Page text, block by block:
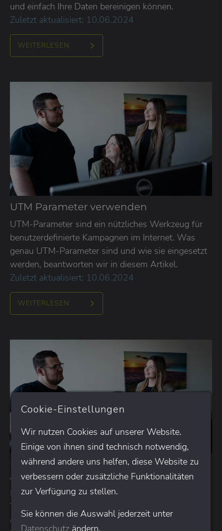
und einfach Ihre Daten bereinigen können.
Zuletzt aktualisiert: 10.06.2024
WEITERLESEN
UTM Parameter verwenden
UTM-Parameter sind ein nützliches Werkzeug für
benutzerdefinierte Kampagnen im Internet. Was
genau UTM-Parameter sind und wie sie eingesetzt
werden, beantworten wir in diesem Artikel.
Zuletzt aktualisiert: 10.06.2024
WEITERLESEN
Fortgeschrittenes Tracking mit Google
Analytics auf TYPO3-Webseiten
Für TYPO3-Websites wird gerne das kostenfreie
Tool Google Analytics genutzt. Wir stellen Ihnen
die ersten Schritte für eine funktionierende
Cookie-Einstellungen
Wir nutzen Cookies auf unserer Website.
Einige von ihnen sind technisch notwendig,
während andere uns helfen, diese Website zu
verbessern oder zusätzliche Funktionalitäten
zur Verfügung zu stellen.
Sie können die Auswahl jederzeit unter
Datenschutz ändern.